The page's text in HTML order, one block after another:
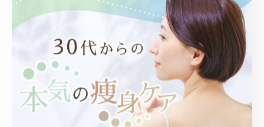
す。施術直後は肌のハリや滑らかさを感じやすく、継続
して受けることで徐々にラインが整う実感を得られるケ
ースが多いです。
ただし、セルライトは一度の施術で完全になくなるもの
ではありません。定期的な施術と合わせて、食生活の改
善や適度な運動も意識することが重要です。また、施術
後にだるさを感じる場合もありますが、これは老廃物が